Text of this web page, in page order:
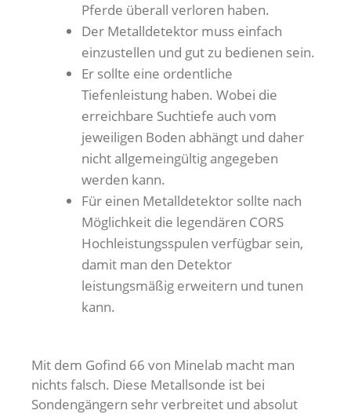
Pferde überall verloren haben.
Der Metalldetektor muss einfach
einzustellen und gut zu bedienen sein.
Er sollte eine ordentliche
Tiefenleistung haben. Wobei die
erreichbare Suchtiefe auch vom
jeweiligen Boden abhängt und daher
nicht allgemeingültig angegeben
werden kann.
Für einen Metalldetektor sollte nach
Möglichkeit die legendären CORS
Hochleistungsspulen verfügbar sein,
damit man den Detektor
leistungsmäßig erweitern und tunen
kann.
Mit dem Gofind 66 von Minelab macht man
nichts falsch. Diese Metallsonde ist bei
Sondengängern sehr verbreitet und absolut